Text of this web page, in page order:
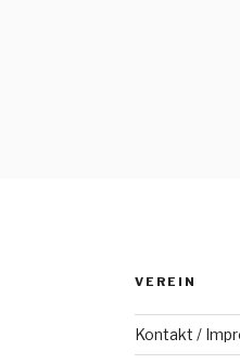
VEREIN
Kontakt /